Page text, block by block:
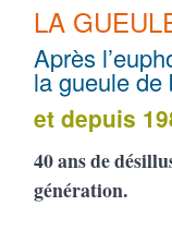
LA
Après
la gueule de
et depuis
40 ans de
génération.